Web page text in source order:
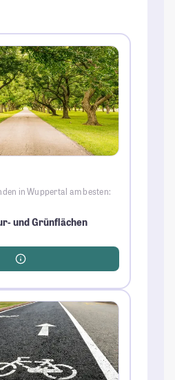
in Wuppertal am besten:
und Grünflächen